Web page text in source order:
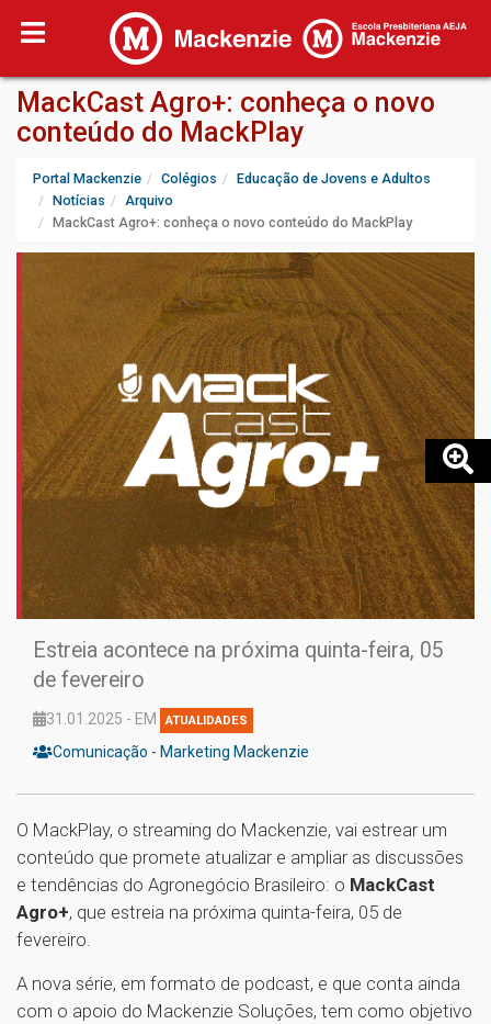
MackCast Agro+: conheça o novo
conteúdo do MackPlay
Portal Mackenzie Colégios
Educação de Jovens e Adultos
Notícias
Arquivo
MackCast Agro+: conheça o novo conteúdo do MackPlay
Estreia acontece na próxima quinta-feira, 05
de fevereiro
31.01.2025 - EM ATUALIDADES
Comunicação - Marketing Mackenzie
O MackPlay, o streaming do Mackenzie, vai estrear um
conteúdo que promete atualizar e ampliar as discussões
e tendências do Agronegócio Brasileiro: o MackCast
Agro+, que estreia na próxima quinta-feira, 05 de
fevereiro.
A nova série, em formato de podcast, e que conta ainda
com o apoio do Mackenzie Soluções, tem como objetivo